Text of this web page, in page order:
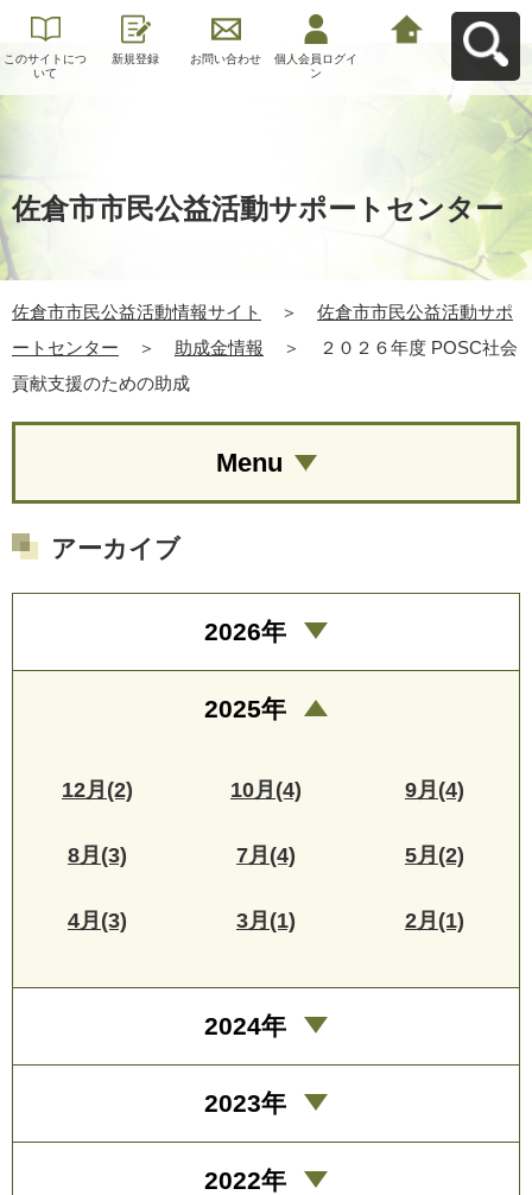
このサイトにつ
いて
新規登録 お問い合わせ
個人会員ログイ
ン
佐倉市市民公益活動サポートセンター
佐倉市市民公益活動情報サイト ＞
佐倉市市民公益活動サポ
ートセンター
＞ 助成金情報 ＞
２０２６年度 POSC社会
貢献支援のための助成
Menu
アーカイブ
2026年
2025年
12月(2) 10月(4) 9月(4)
8月(3) 7月(4) 5月(2)
4月(3) 3月(1) 2月(1)
2024年
2023年
2022年